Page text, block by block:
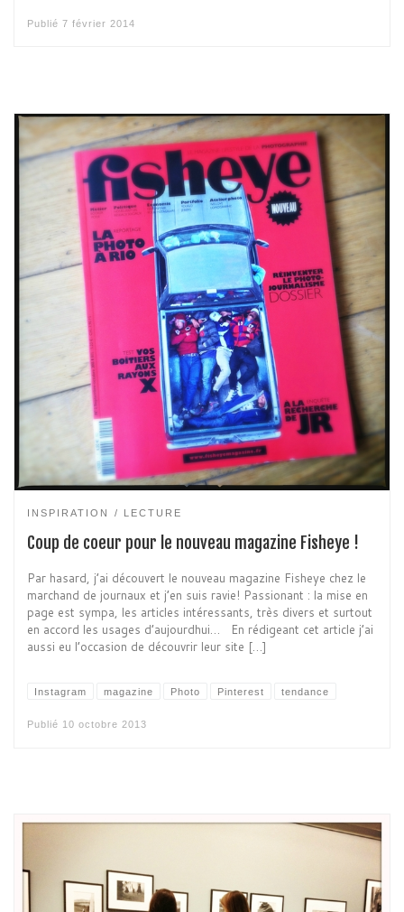
Publié 7 février 2014
INSPIRATION LECTURE
Coup de coeur pour le nouveau magazine Fisheye !
Par hasard, j’ai découvert le nouveau magazine Fisheye chez le
marchand de journaux et j’en suis ravie! Passionant : la mise en
page est sympa, les articles intéressants, très divers et surtout
en accord les usages d’aujourdhui… En rédigeant cet article j’ai
aussi eu l’occasion de découvrir leur site […]
Instagram magazine Photo Pinterest tendance
Publié 10 octobre 2013